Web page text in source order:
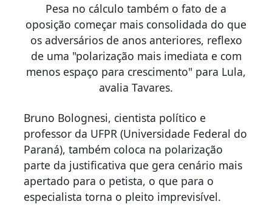
Pesa no cálculo também o fato de a
oposição começar mais consolidada do que
os adversários de anos anteriores, reflexo
de uma "polarização mais imediata e com
menos espaço para crescimento" para Lula,
avalia Tavares.
Bruno Bolognesi, cientista político e
professor da UFPR (Universidade Federal do
Paraná), também coloca na polarização
parte da justificativa que gera cenário mais
apertado para o petista, o que para o
especialista torna o pleito imprevisível.